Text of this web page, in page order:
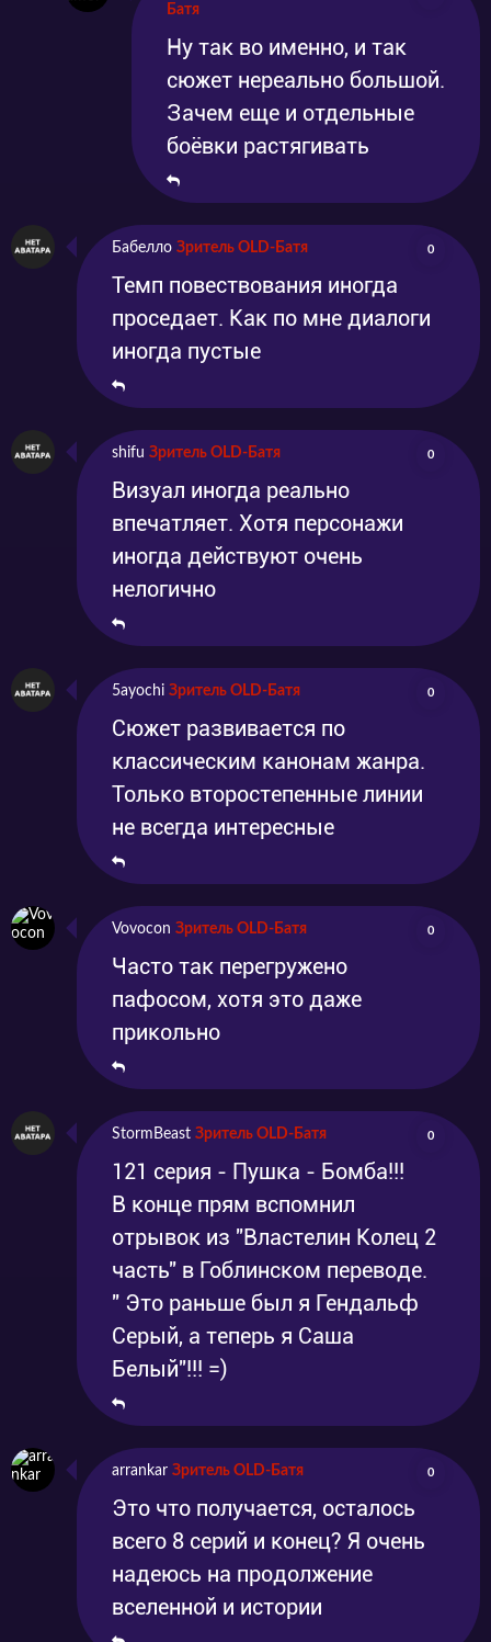
Батя
Ну так во именно, и так
сюжет нереально большой.
Зачем еще и отдельные
боёвки растягивать
Бабелло Зритель OLD-Батя 0
Темп повествования иногда
проседает. Как по мне диалоги
иногда пустые
shifu Зритель OLD-Батя 0
Визуал иногда реально
впечатляет. Хотя персонажи
иногда действуют очень
нелогично
5ayochi Зритель OLD-Батя 0
Сюжет развивается по
классическим канонам жанра.
Только второстепенные линии
не всегда интересные
Vovocon Зритель OLD-Батя 0
Часто так перегружено
пафосом, хотя это даже
прикольно
StormBeast Зритель OLD-Батя 0
121 серия - Пушка - Бомба!!!
В конце прям вспомнил
отрывок из "Властелин Колец 2
часть" в Гоблинском переводе.
" Это раньше был я Гендальф
Серый, а теперь я Саша
Белый"!!! =)
arrankar Зритель OLD-Батя 0
Это что получается, осталось
всего 8 серий и конец? Я очень
надеюсь на продолжение
вселенной и истории